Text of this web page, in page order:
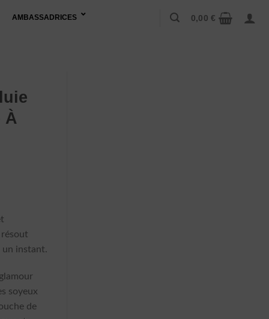
AMBASSADRICES 0,00€
À
:
€.
un instant.
soyeux
de